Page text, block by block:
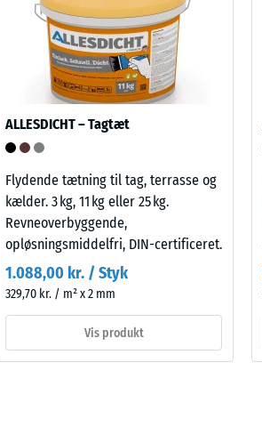
indtrykningsdybde
trykstyrke,
mens
indtrykningsdybde
viser
en
lavere
modstandskraft
over
punktbelastninger.
Sådanne
ALLESDICHT – Tagtæt
Flydende tætning til tag, terrasse og
kælder. 3 kg, 11 kg eller 25 kg.
Revneoverbyggende,
opløsningsmiddelfri, DIN-certificeret.
1.088,00 kr. / Styk
329,70 kr. / m² x 2 mm
Vis produkt